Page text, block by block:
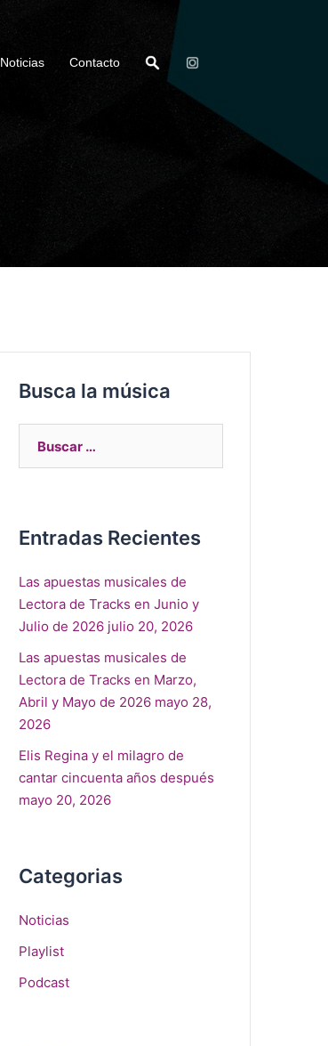
Noticias Contacto
Busca la música
Entradas Recientes
Las apuestas musicales de
Lectora de Tracks en Junio y
Julio de 2026 julio 20, 2026
Las apuestas musicales de
Lectora de Tracks en Marzo,
Abril y Mayo de 2026 mayo 28,
2026
Elis Regina y el milagro de
cantar cincuenta años después
mayo 20, 2026
Categorias
Noticias
Playlist
Podcast